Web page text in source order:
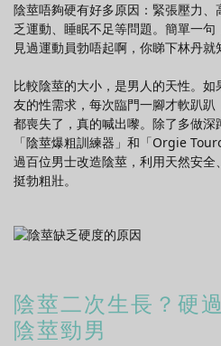
陰莖唔夠硬有好多原因：緊張壓力
乏運動、睡眠不足等問題。簡單一
見過運動員勃唔起啊，你睇下林丹就
比較陰莖的大小，是男人的天性。
友的性需求，每次臨門一腳才軟趴
都喪失了，真的喊出嚟。除了多做
「陰莖爆粗訓練器」和「Orgie
過百位男士改造陰莖，利用天然安
挺勃粗壯。
陰莖二次生長？硬
陰莖勁男